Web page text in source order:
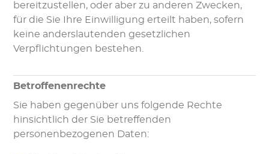
bereitzustellen, oder aber zu anderen Zwecken,
für die Sie Ihre Einwilligung erteilt haben, sofern
keine anderslautenden gesetzlichen
Verpflichtungen bestehen.
Betroffenenrechte
Sie haben gegenüber uns folgende Rechte
hinsichtlich der Sie betreffenden
personenbezogenen Daten: